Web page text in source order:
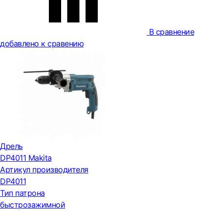
В сравнение
добавлено к сравению
Дрель
DP4011 Makita
Артикул производителя
DP4011
Тип патрона
быстрозажимной